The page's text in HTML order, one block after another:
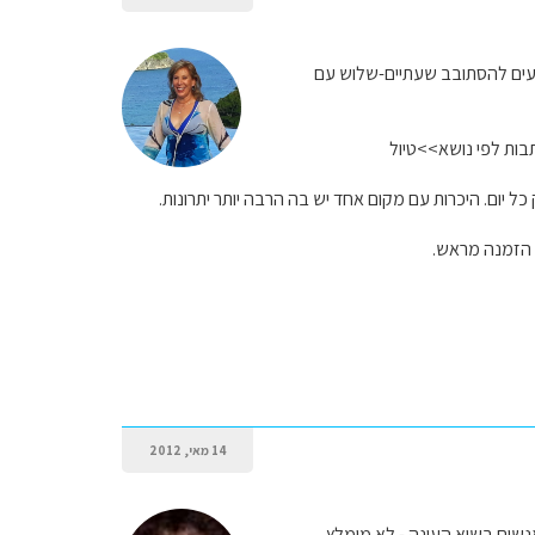
נעים להסתובב שעתיים-שלוש עם
לפי נושא>>טיול
יום. היכרות עם מקום אחד יש בה הרבה יותר יתרונות.
הזמנה מראש.
14 מאי, 2012